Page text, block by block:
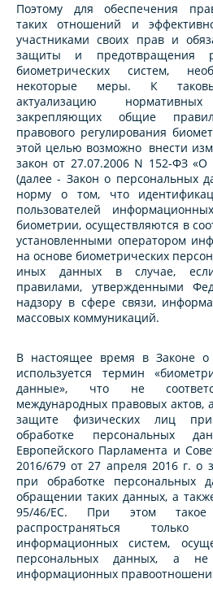
Поэтому для обеспечения
таких отношений и
участниками своих прав и
защиты и предотвращения
биометрических систем,
некоторые меры. К
актуализацию
закрепляющих общие
правового регулирования
этой целью возможно внести
закон от 27.07.2006 N 152-ФЗ
(далее - Закон о персональных
норму о том, что
пользователей
биометрии, осуществляются в
установленными оператором
на основе биометрических
иных данных в случае,
правилами, утвержденными
надзору в сфере связи,
массовых коммуникаций.
В настоящее время в Законе о
используется термин
данные», что не
международных правовых
защите физических лиц при
обработке персональных
Европейского Парламента и
2016/679 от 27 апреля 2016 г. о
при обработке персональных
обращении таких данных, а
95/46/ЕС. При этом такое
распространяться
информационных систем,
персональных данных, а
информационных